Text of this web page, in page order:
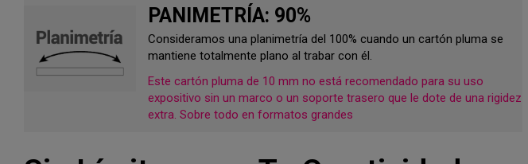
PANIMETRÍA: 90%
Consideramos una planimetría del 100% cuando un cartón pluma se
mantiene totalmente plano al trabar con él.
Este cartón pluma de 10 mm no está recomendado para su uso
expositivo sin un marco o un soporte trasero que le dote de una rigidez
extra. Sobre todo en formatos grandes